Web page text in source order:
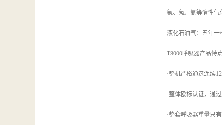
氩、氖、氦等惰性气
液化石油气：五年一
T8000呼吸器产品特点
·整机严格通过连续
·整体欧标认证，通
·整套呼吸器重量只